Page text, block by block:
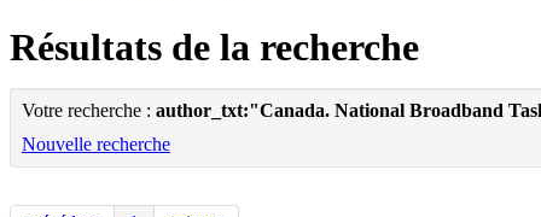
Résultats de la recherche
Votre recherche : author_txt:"Canada. National Broadband
Nouvelle recherche